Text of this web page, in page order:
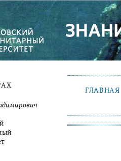
ГЛАВНАЯ